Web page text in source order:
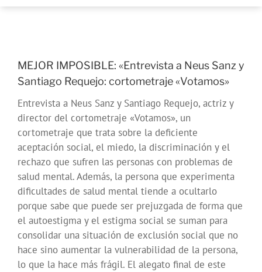
MEJOR IMPOSIBLE: «Entrevista a Neus Sanz y
Santiago Requejo: cortometraje «Votamos»
Entrevista a Neus Sanz y Santiago Requejo, actriz y
director del cortometraje «Votamos», un
cortometraje que trata sobre la deficiente
aceptación social, el miedo, la discriminación y el
rechazo que sufren las personas con problemas de
salud mental. Además, la persona que experimenta
dificultades de salud mental tiende a ocultarlo
porque sabe que puede ser prejuzgada de forma que
el autoestigma y el estigma social se suman para
consolidar una situación de exclusión social que no
hace sino aumentar la vulnerabilidad de la persona,
lo que la hace más frágil. El alegato final de este